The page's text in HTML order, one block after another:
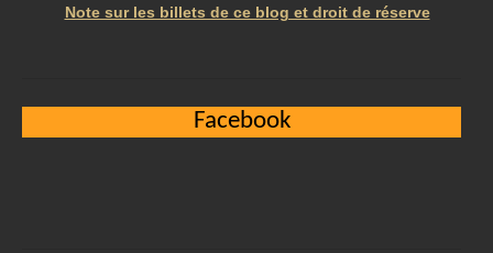
Note sur les billets de ce blog et droit de réserve
Facebook